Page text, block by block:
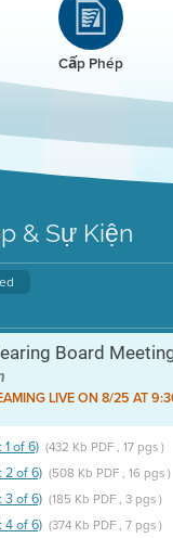
remove
devices with
pumps.Cấp Phép
& Sự Kiện
Board
LIVE ON 8/25 AT
of 6) (432 Kb PDF , 17 pgs )
2 of 6) (508 Kb PDF , 16 pgs )
3 of 6) (185 Kb PDF , 3 pgs )
4 of 6) (374 Kb PDF , 7 pgs )